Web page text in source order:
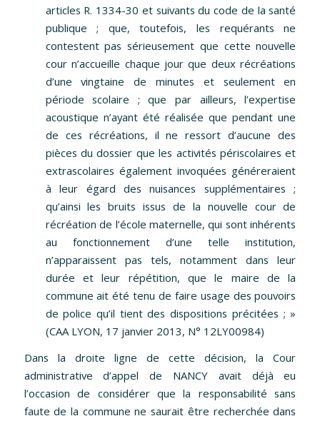
articles R. 1334-30 et suivants du code de la santé
publique ; que, toutefois, les requérants ne
contestent pas sérieusement que cette nouvelle
cour n’accueille chaque jour que deux récréations
d’une vingtaine de minutes et seulement en
période scolaire ; que par ailleurs, l’expertise
acoustique n’ayant été réalisée que pendant une
de ces récréations, il ne ressort d’aucune des
pièces du dossier que les activités périscolaires et
extrascolaires également invoquées généreraient
à leur égard des nuisances supplémentaires ;
qu’ainsi les bruits issus de la nouvelle cour de
récréation de l’école maternelle, qui sont inhérents
au fonctionnement d’une telle institution,
n’apparaissent pas tels, notamment dans leur
durée et leur répétition, que le maire de la
commune ait été tenu de faire usage des pouvoirs
de police qu’il tient des dispositions précitées ; »
(CAA LYON, 17 janvier 2013, N° 12LY00984)
Dans la droite ligne de cette décision, la Cour
administrative d’appel de NANCY avait déjà eu
l’occasion de considérer que la responsabilité sans
faute de la commune ne saurait être recherchée dans